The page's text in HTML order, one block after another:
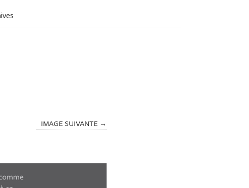
IMAGE SUIVANTE →